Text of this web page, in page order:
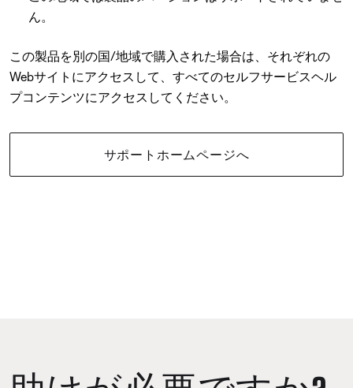
ん。
この製品を別の国/地域で購入された場合は、それぞれの
Webサイトにアクセスして、すべてのセルフサービスヘル
プコンテンツにアクセスしてください。
サポートホームページへ